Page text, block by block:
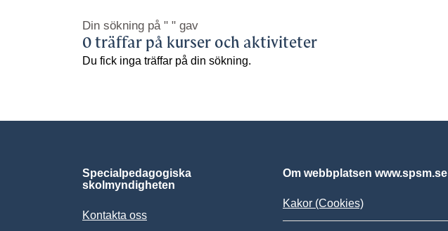
Din sökning på " " gav
0 träffar på kurser och aktiviteter
Du fick inga träffar på din sökning.
Specialpedagogiska
skolmyndigheten
Kontakta oss
Om webbplatsen www.spsm.se
Kakor (Cookies)